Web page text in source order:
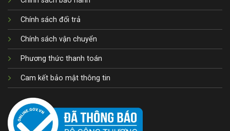
Chính sách đổi trả
Chính sách vận chuyển
Phương thức thanh toán
Cam kết bảo mật thông tin